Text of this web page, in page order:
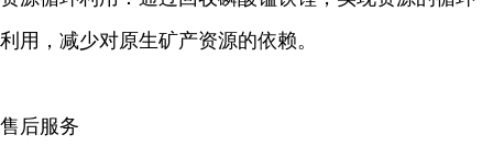
利用，减少对原生矿产资源的依赖。
售后服务